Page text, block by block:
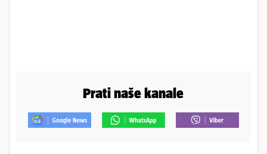
Prati naše kanale